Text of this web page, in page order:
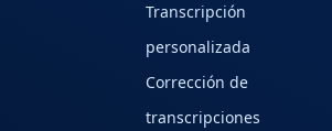
Transcripción
personalizada
Corrección de
transcripciones